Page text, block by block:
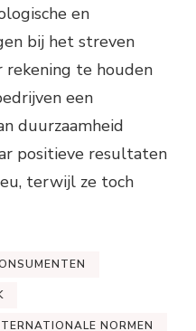
en
bij het streven
rekening te houden
een
duurzaamheid
positieve resultaten
terwijl ze toch
NORMEN